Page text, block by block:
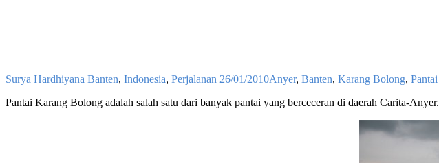
Surya Hardhiyana Banten, Indonesia, Perjalanan 26/01/2010Anyer, Banten, Karang Bolong, Pantai
Pantai Karang Bolong adalah salah satu dari banyak pantai yang berceceran di daerah Carita-Anyer.